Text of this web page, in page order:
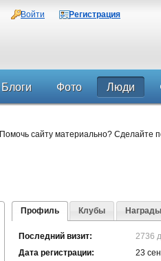
Войти Регистрация
Блоги Фото Люди
Помочь сайту материально? Сделайте
Профиль Клубы Награды
Последний визит:
2736
Дата регистрации:
23